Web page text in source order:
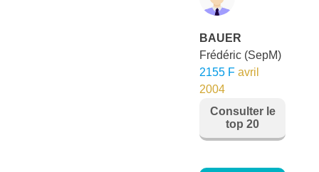
BAUER
Frédéric (SepM)
2155 F avril
2004
Consulter le
top 20